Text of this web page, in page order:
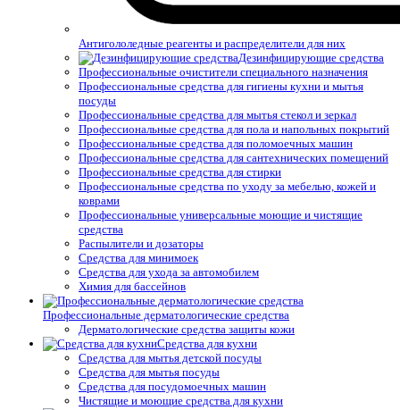
Антигололедные реагенты и распределители для них
Дезинфицирующие средства
Профессиональные очистители специального назначения
Профессиональные средства для гигиены кухни и мытья
посуды
Профессиональные средства для мытья стекол и зеркал
Профессиональные средства для пола и напольных покрытий
Профессиональные средства для поломоечных машин
Профессиональные средства для сантехнических помещений
Профессиональные средства для стирки
Профессиональные средства по уходу за мебелью, кожей и
коврами
Профессиональные универсальные моющие и чистящие
средства
Распылители и дозаторы
Средства для минимоек
Средства для ухода за автомобилем
Химия для бассейнов
Профессиональные дерматологические средства
Дерматологические средства защиты кожи
Средства для кухни
Средства для мытья детской посуды
Средства для мытья посуды
Средства для посудомоечных машин
Чистящие и моющие средства для кухни